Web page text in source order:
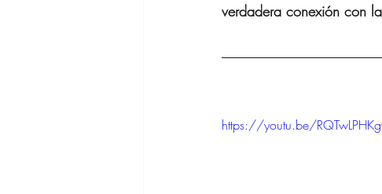
verdadera conexión con
https://youtu.be/